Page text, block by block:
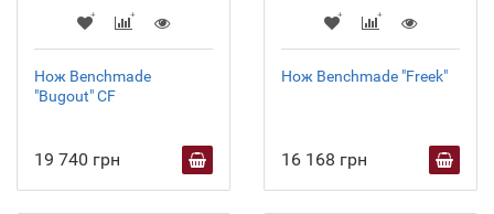
Нож Benchmade
"Bugout" CF
19 740 грн
Нож Benchmade "Freek"
16 168 грн